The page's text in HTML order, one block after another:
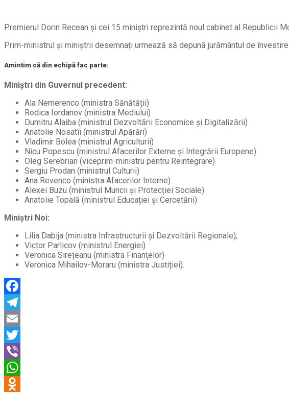
Premierul Dorin Recean și cei 15 miniștri reprezintă noul cabinet al Republicii
Prim-ministrul și miniștrii desemnați urmează să depună jurământul de
Amintim că din echipă fac parte:
Miniștri din Guvernul precedent:
Ala Nemerenco (ministra Sănătății)
Rodica Iordanov (ministra Mediului)
Dumitru Alaiba (ministrul Dezvoltării Economice și Digitalizării)
Anatolie Nosatîi (ministrul Apărări)
Vladimir Bolea (ministrul Agriculturii)
Nicu Popescu (ministrul Afacerilor Externe și Integrării Europene)
Oleg Serebrian (viceprim-ministru pentru Reintegrare)
Sergiu Prodan (ministrul Culturii)
Ana Revenco (ministra Afacerilor Interne)
Alexei Buzu (ministrul Muncii și Protecției Sociale)
Anatolie Topală (ministrul Educației și Cercetării)
Miniștri Noi:
Lilia Dabija (ministra Infrastructurii și Dezvoltării Regionale);
Victor Parlicov (ministrul Energiei)
Veronica Sirețeanu (ministra Finanțelor)
Veronica Mihailov-Moraru (ministra Justiției).